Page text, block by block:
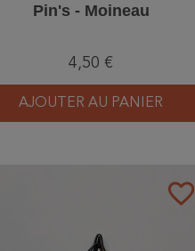
Pin's - Moineau
4,50 €
AJOUTER AU PANIER
favorite_border